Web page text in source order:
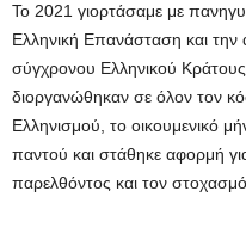
To 2021 γιορτάσαμε με
Ελληνική Επανάσταση και την
σύγχρονου Ελληνικού
διοργανώθηκαν σε όλον τον
Ελληνισμού, το οικουμενικό
παντού και στάθηκε αφορμή
παρελθόντος και τον